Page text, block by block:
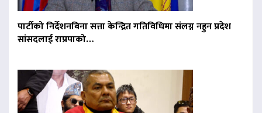
पार्टीको निर्देशनबिना सत्ता केन्द्रित गतिविधिमा संलग्न नहुन प्रदेश
सांसदलाई राप्रपाको…